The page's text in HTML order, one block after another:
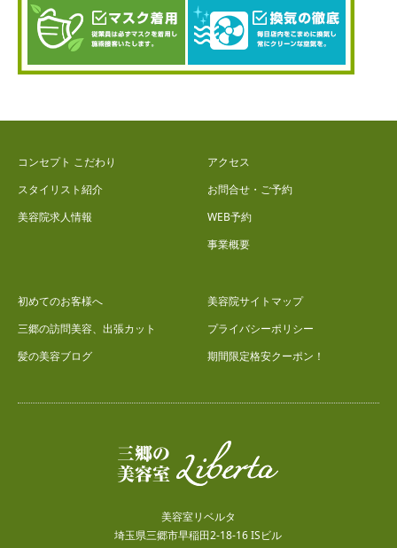
コンセプト こだわり
スタイリスト紹介
美容院求人情報
アクセス
お問合せ・ご予約
WEB予約
事業概要
初めてのお客様へ
三郷の訪問美容、出張カット
髪の美容ブログ
美容院サイトマップ
プライバシーポリシー
期間限定格安クーポン！
美容室リベルタ
埼玉県三郷市早稲田2-18-16 ISビル